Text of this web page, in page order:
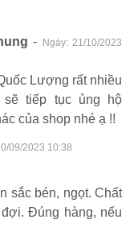
- Ngày:21/10/2023
Lượng rất nhiều
tiếp tục ủng hộ
của shop nhé ạ !!
09/2023 10:38
sắc bén, ngọt. Chất
Đúng hàng, nếu